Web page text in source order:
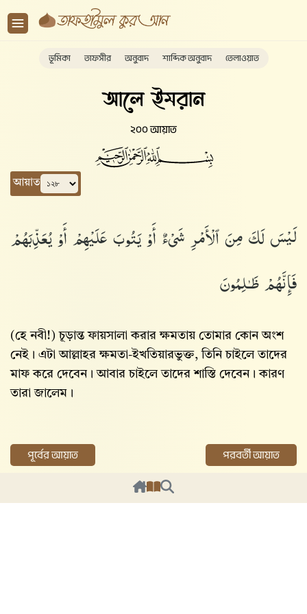
ভূমিকা তাফসীর অনুবাদ শাব্দিক অনুবাদ তেলাওয়াত
আলে ইমরান
২০০ আয়াত
আয়াত
لَيْسَ لَكَ مِنَ ٱلْأَمْرِ شَىْءٌ أَوْ يَتُوبَ عَلَيْهِمْ أَوْ يُعَذِّبَهُمْ
فَإِنَّهُمْ ظَـٰلِمُونَ
(হে নবী!) চূড়ান্ত ফায়সালা করার ক্ষমতায় তোমার কোন অংশ
নেই। এটা আল্লাহর ক্ষমতা-ইখতিয়ারভুক্ত, তিনি চাইলে তাদের
মাফ করে দেবেন। আবার চাইলে তাদের শাস্তি দেবেন। কারণ
তারা জালেম।
পূর্বের আয়াত পরবর্তী আয়াত